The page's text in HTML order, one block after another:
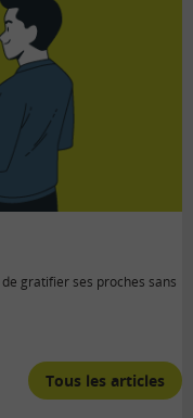
gratifier ses proches sans
Tous les articles